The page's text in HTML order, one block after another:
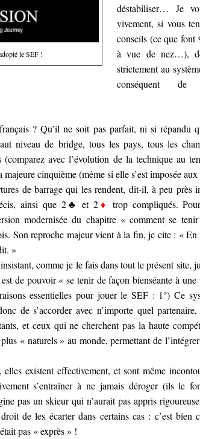
le SEF !
déstabiliser… Je
vivement, si vous
conseils (ce que font
à vue de nez…),
strictement au
conséquent
? Qu’il ne soit pas parfait, ni si répandu
niveau de bridge, tous les pays, tous les
avec l’évolution de la technique au
cinquième (même si elle s’est imposée
de barrage qui les rendent, dit-il, à peu près
ainsi que 2♣ et 2♦ trop compliqués.
modernisée du chapitre « comment se
Son reproche majeur vient à la fin, je cite : «
»
comme je le fais dans tout le présent site,
de pouvoir « se tenir de façon bienséante à
essentielles pour jouer le SEF : 1°) Ce
de s’accorder avec n’importe quel
et ceux qui ne cherchent pas la haute
« naturels » au monde, permettant de
existent effectivement, et sont même
s’entraîner à ne jamais déroger (ils le
pas un skieur qui n’aurait pas appris
de les écarter dans certains cas : c’est bien
pas « exprès » !